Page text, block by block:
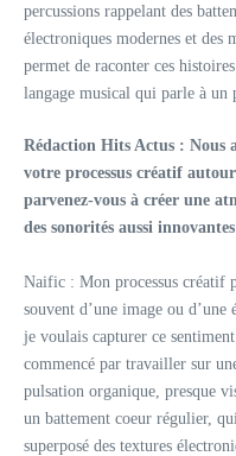
percussions rappelant des
électroniques modernes et des
permet de raconter ces
langage musical qui parle à un
Rédaction Hits Actus : Nous
votre processus créatif
parvenez-vous à créer une
des sonorités aussi
Naific : Mon processus créatif
souvent d’une image ou
je voulais capturer ce
commencé par travailler sur
pulsation organique, presque
un battement coeur régulier,
superposé des textures